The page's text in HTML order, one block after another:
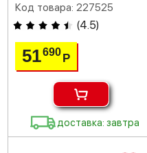
Код товара: 227525
(4.5)
51690Р
доставка: завтра